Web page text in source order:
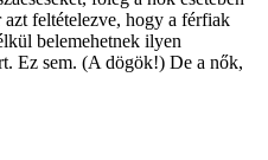
feltételezve, hogy a férfiak
belemehetnek ilyen
Ez sem. (A dögök!) De a nők,